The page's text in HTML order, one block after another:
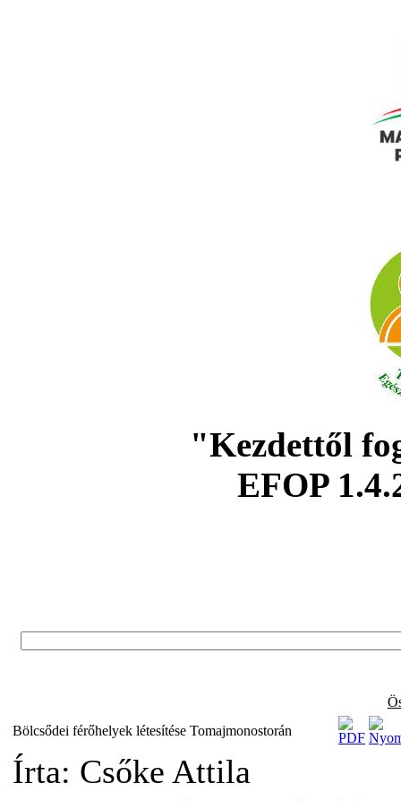
"Kezdettől
EFOP
Bölcsődei férőhelyek létesítése Tomajmonostorán
Írta: Csőke Attila